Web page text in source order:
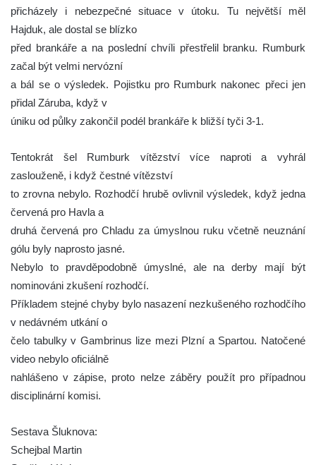
přicházely i nebezpečné situace v útoku. Tu největší měl
Hajduk, ale dostal se blízko
před brankáře a na poslední chvíli přestřelil branku. Rumburk
začal být velmi nervózní
a bál se o výsledek. Pojistku pro Rumburk nakonec přeci jen
přidal Záruba, když v
úniku od půlky zakončil podél brankáře k bližší tyči 3-1.
Tentokrát šel Rumburk vítězství více naproti a vyhrál
zaslouženě, i když čestné vítězství
to zrovna nebylo. Rozhodčí hrubě ovlivnil výsledek, když jedna
červená pro Havla a
druhá červená pro Chladu za úmyslnou ruku včetně neuznání
gólu byly naprosto jasné.
Nebylo to pravděpodobně úmyslné, ale na derby mají být
nominováni zkušení rozhodčí.
Příkladem stejné chyby bylo nasazení nezkušeného rozhodčího
v nedávném utkání o
čelo tabulky v Gambrinus lize mezi Plzní a Spartou. Natočené
video nebylo oficiálně
nahlášeno v zápise, proto nelze záběry použít pro případnou
disciplinární komisi.
Sestava Šluknova:
Schejbal Martin